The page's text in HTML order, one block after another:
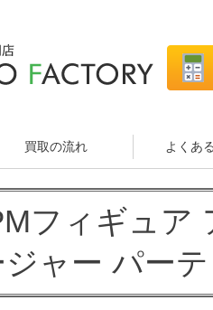
買取の流れ よくあ
フィギュア
ジャー パーテ